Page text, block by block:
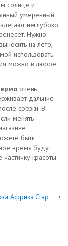
солнце и
умеренный
неглубоко,
Нужно
на лето,
использовать
можно в любое
очень
дальние
срезки. В
менять
быть
время будут
частичку красоты
Африка Стар ⟶